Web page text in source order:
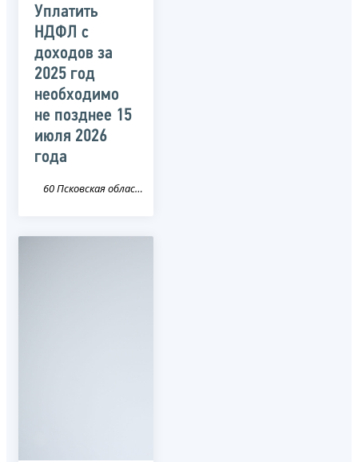
Уплатить
НДФЛ с
доходов за
2025 год
необходимо
не позднее 15
июля 2026
года
60 Псковская область